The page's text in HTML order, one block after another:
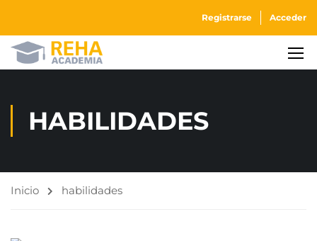
Registrarse Acceder
HABILIDADES
Inicio habilidades